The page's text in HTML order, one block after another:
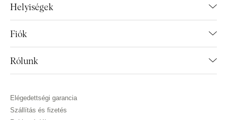
Helyiségek
Fiók
Rólunk
Elégedettségi garancia
Szállítás és fizetés